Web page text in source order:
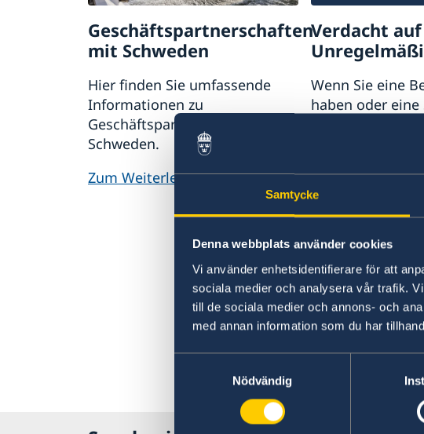
Samtycke
Denna webbplats använder cookies
Vi använder enhetsidentifierare för att
sociala medier och analysera vår trafik.
till de sociala medier och annons- och
med annan information som du har
Nödvändig
Geschäftspartnerschaften
mit Schweden
Hier finden Sie umfassende
Informationen zu
Geschäftspartnerschaften mit
Schweden.
Zum Weiterlesen
Verdacht auf
Wenn Sie eine
haben oder
vermuten,
dem
Beschwerde
Auswärtigen
einreichen
Verdacht einer
melden